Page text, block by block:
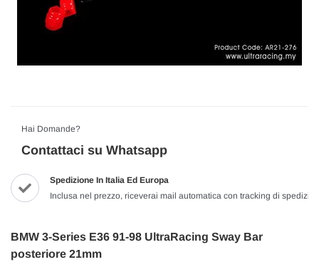
Hai Domande?
Contattaci su Whatsapp
Spedizione In Italia Ed Europa
Inclusa nel prezzo, riceverai mail automatica con tracking di
BMW 3-Series E36 91-98 UltraRacing Sway Bar
posteriore 21mm